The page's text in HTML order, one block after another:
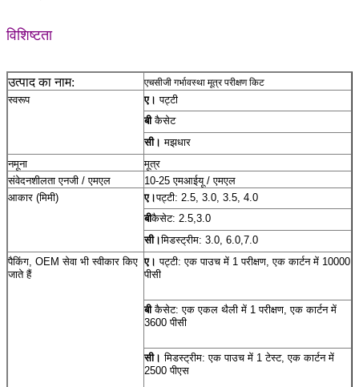
विशिष्टता
उत्पाद का नाम: एचसीजी गर्भावस्था मूत्र परीक्षण किट
स्वरूप ए। पट्टी
बीकैसेट
सी।मझधार
नमूना
मूत्र
संवेदनशीलता एनजी / एमएल
10-25 एमआईयू / एमएल
आकार (मिमी)
ए।पट्टी: 2.5, 3.0, 3.5, 4.0
बीकैसेट: 2.5,3.0
सी।मिडस्ट्रीम: 3.0, 6.0,7.0
पैकिंग, OEM सेवा भी स्वीकार किए
जाते हैं
ए।पट्टी: एक पाउच में 1 परीक्षण, एक कार्टन में 10000
पीसी
बीकैसेट: एक एकल थैली में 1 परीक्षण, एक कार्टन में
3600 पीसी
सी।मिडस्ट्रीम: एक पाउच में 1 टेस्ट, एक कार्टन में
2500 पीएस